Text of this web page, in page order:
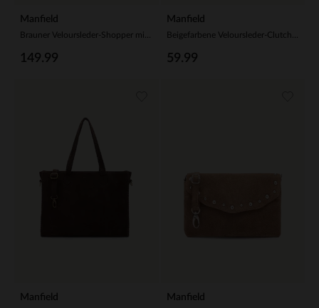
Manfield
149.99
Manfield
59.99
Manfield Manfield